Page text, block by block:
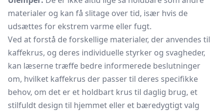
materialer og kan få slitage over tid, især hvis de
udsættes for ekstrem varme eller fugt.
Ved at forstå de forskellige materialer, der anvendes til
kaffekrus, og deres individuelle styrker og svagheder,
kan læserne træffe bedre informerede beslutninger
om, hvilket kaffekrus der passer til deres specifikke
behov, om det er et holdbart krus til daglig brug, et
stilfuldt design til hjemmet eller et bæredygtigt valg